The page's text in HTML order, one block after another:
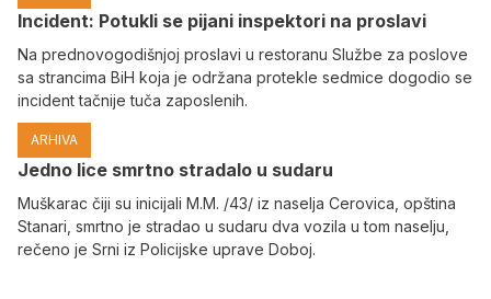
Incident: Potukli se pijani inspektori na proslavi
Na prednovogodišnjoj proslavi u restoranu Službe za poslove
sa strancima BiH koja je održana protekle sedmice dogodio se
incident tačnije tuča zaposlenih.
ARHIVA
Јedno lice smrtno stradalo u sudaru
Muškarac čiji su inicijali M.M. /43/ iz naselja Cerovica, opština
Stanari, smrtno je stradao u sudaru dva vozila u tom naselju,
rečeno je Srni iz Policijske uprave Doboj.